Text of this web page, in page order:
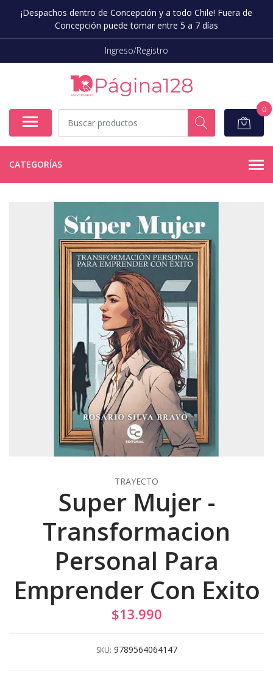
¡Despachos dentro de Concepción y a todo Chile! Fuera de
Concepción puede tomar entre 5 a 7 días
Ingreso/Registro
0
CATEGORÍAS
TRAYECTO
Super Mujer -
Transformacion
Personal Para
Emprender Con Exito
$13.990
SKU: 9789564064147